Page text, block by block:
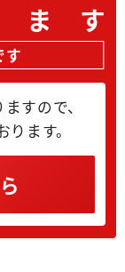
ま す
す
すので、
ります。